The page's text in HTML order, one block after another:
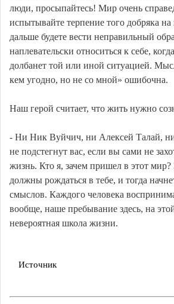
люди, просыпайтесь! Мир очень
испытывайте терпение того добряка
дальше будете вести неправильный
наплевательски относиться к себе,
долбанет той или иной ситуацией.
кем угодно, но не со мной» ошибочна.
Наш герой считает, что жить нужно
- Ни Ник Вуйчич, ни Алексей Талай,
не подстегнут вас, если вы сами не
жизнь. Кто я, зачем пришел в этот
должны рождаться в тебе, и тогда
смыслов. Каждого человека
вообще, наше пребывание здесь, на
невероятная школа жизни.
Источник